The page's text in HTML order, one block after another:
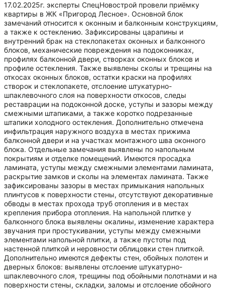
17.02.2025г. эксперты СпецНовострой провели приёмку
квартиры в ЖК «Пригород Лесное». Основной блок
замечаний относится к оконным и балконным конструкциям,
а также к остеклению. Зафиксированы царапины и
внутренний брак на стеклопакетах оконных и балконного
блоков, механические повреждения на подоконниках,
профилях балконной двери, створках оконных блоков и
профиле остекления. Также выявлены сколы и трещины на
откосах оконных блоков, остатки краски на профилях
створок и стеклопакете, отслоение штукатурно-
шпаклевочного слоя на поверхности откосов, следы
реставрации на подоконной доске, уступы и зазоры между
смежными штапиками, а также коротко подрезанные
штапики холодного остекления. Дополнительно отмечена
инфильтрация наружного воздуха в местах прижима
балконной двери и на участках монтажного шва оконного
блока. Отдельные замечания выявлены по напольным
покрытиям и отделке помещений. Имеются просадка
ламината, уступы между смежными элементами ламината,
раскрытие замков и сколы на элементах ламината. Также
зафиксированы зазоры в местах примыкания напольных
плинтусов к поверхности стены, отсутствуют декоративные
обводы в местах прохода труб отопления и в местах
крепления прибора отопления. На напольной плитке у
балконного блока выявлены окалины, изменение характера
звучания при простукивании, уступы между смежными
элементами напольной плитки, а также пустоты под
настенной плиткой и неровности облицовки стен плиткой.
Дополнительно имеются дефекты стен, обойных полотен и
дверных блоков: выявлены отслоение штукатурно-
шпаклевочного слоя, трещины под обойными полотнами и на
поверхности стены, складки, заломы и отслоение обойного